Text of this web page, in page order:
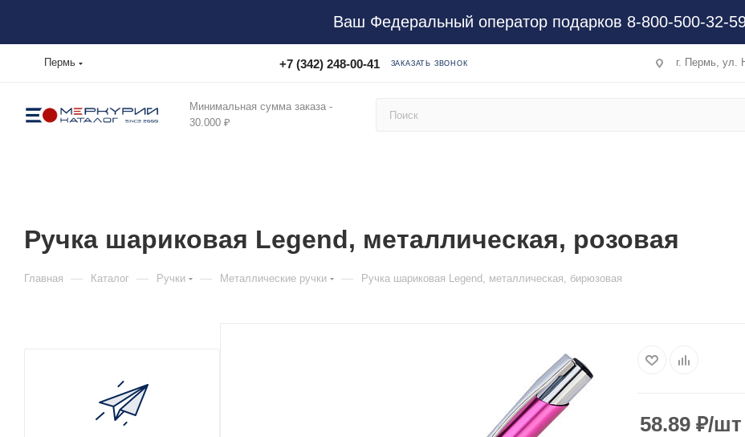
Ваш Федеральный оператор подарков 8-800-500-32-
Пермь +7 (342) 248-00-41 ЗАКАЗАТЬ ЗВОНОК г. Пермь, ул.
Минимальная сумма заказа -
30.000 ₽
Ручка шариковая Legend, металлическая, розовая
Главная — Каталог — Ручки — Металлические ручки — Ручка шариковая Legend, металлическая, бирюзовая
58.89 ₽/шт